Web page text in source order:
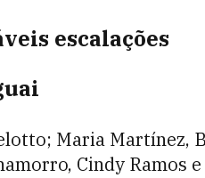
escalações
Maria Martínez,
Cindy Ramos